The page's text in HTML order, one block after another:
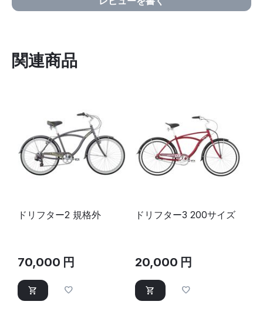
関連商品
ドリフター2 規格外
70,000 円
ドリフター3 200サイズ
20,000 円